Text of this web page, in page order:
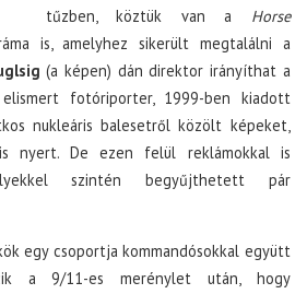
tűzben, köztük van a Horse
is, amelyhez sikerült megtalálni a
(a képen) dán direktor irányíthat a
elismert fotóriporter, 1999-ben kiadott
nukleáris balesetről közölt képeket,
nyert. De ezen felül reklámokkal is
szintén begyűjthetett pár
egy csoportja kommandósokkal együtt
a 9/11-es merénylet után, hogy